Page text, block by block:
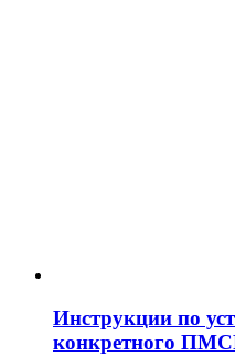
Инструкции по
конкретного